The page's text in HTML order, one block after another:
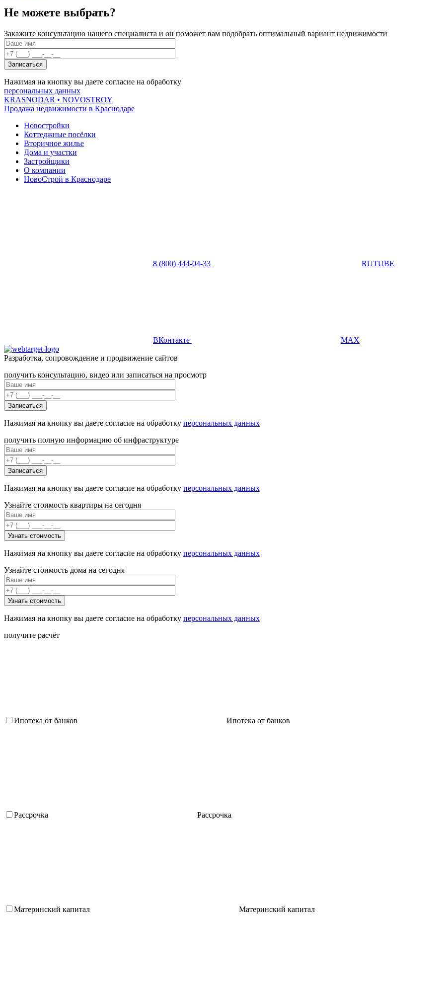
Не можете выбрать?
Закажите консультацию нашего специалиста и он поможет вам подобрать оптимальный вариант недвижимости
Нажимая на кнопку вы даете согласие на обработку
персональных данных
KRASNODAR • NOVOSTROY
Продажа недвижимости в Краснодаре
Новостройки
Коттеджные посёлки
Вторичное жилье
Дома и участки
Застройщики
О компании
НовоСтрой в Краснодаре
8 (800) 444-04-33 RUTUBE
ВКонтакте MAX
Разработка, сопровождение и продвижение сайтов
получить консультацию, видео или записаться на просмотр
Нажимая на кнопку вы даете согласие на обработку персональных данных
получить полную информацию об инфраструктуре
Нажимая на кнопку вы даете согласие на обработку персональных данных
Узнайте стоимость квартиры на сегодня
Нажимая на кнопку вы даете согласие на обработку персональных данных
Узнайте стоимость дома на сегодня
Нажимая на кнопку вы даете согласие на обработку персональных данных
получите расчёт
Ипотека от банков Ипотека от банков
Рассрочка Рассрочка
Материнский капитал Материнский капитал